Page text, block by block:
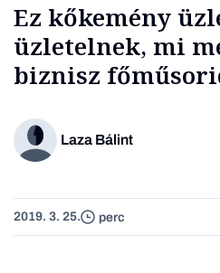
Ez kőkemény
üzletelnek, mi
biznisz
Laza Bálint
2019. 3. 25. perc